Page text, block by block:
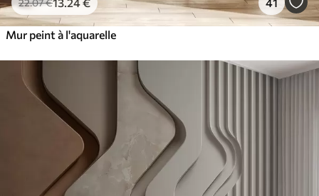
Mur peint à l'aquarelle